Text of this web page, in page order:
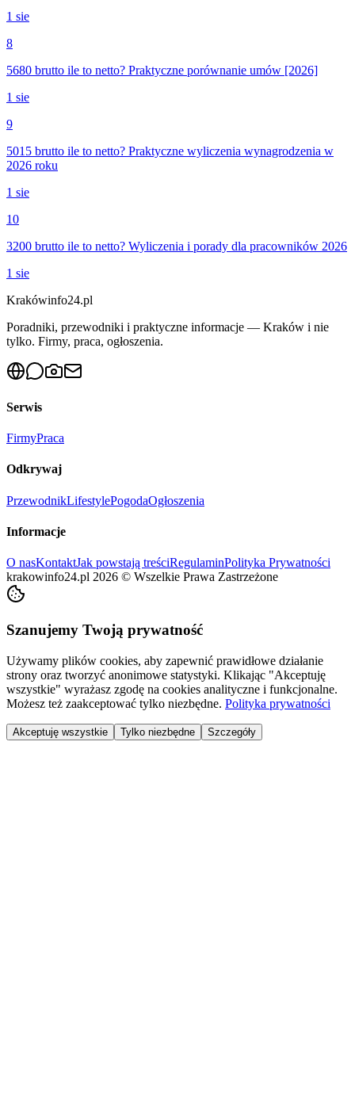
1 sie
8
5680 brutto ile to netto? Praktyczne porównanie umów [2026]
1 sie
9
5015 brutto ile to netto? Praktyczne wyliczenia wynagrodzenia w
2026 roku
1 sie
10
3200 brutto ile to netto? Wyliczenia i porady dla pracowników 2026
1 sie
Krakówinfo24.pl
Poradniki, przewodniki i praktyczne informacje — Kraków i nie
tylko. Firmy, praca, ogłoszenia.
Serwis
FirmyPraca
Odkrywaj
PrzewodnikLifestylePogodaOgłoszenia
Informacje
O nasKontaktJak powstają treściRegulaminPolityka Prywatności
krakowinfo24.pl 2026 © Wszelkie Prawa Zastrzeżone
Szanujemy Twoją prywatność
Używamy plików cookies, aby zapewnić prawidłowe działanie
strony oraz tworzyć anonimowe statystyki. Klikając "Akceptuję
wszystkie" wyrażasz zgodę na cookies analityczne i funkcjonalne.
Możesz też zaakceptować tylko niezbędne. Polityka prywatności
Akceptuję wszystkie Tylko niezbędne Szczegóły